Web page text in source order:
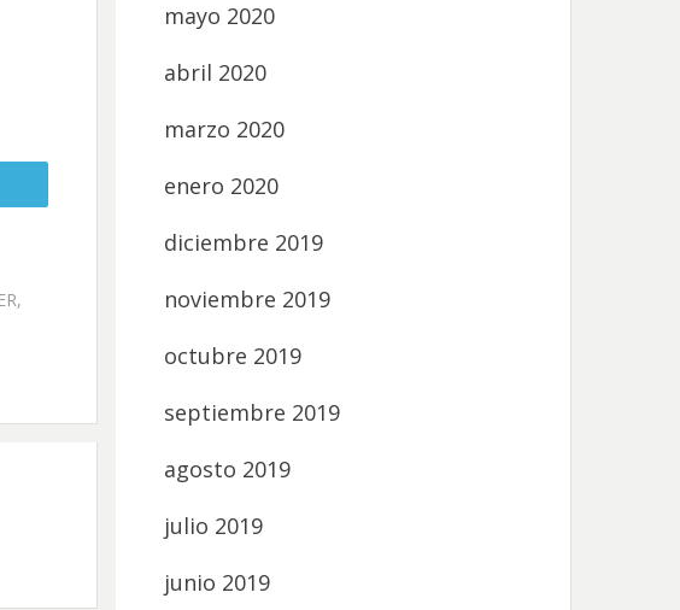
,
mayo 2020
abril 2020
marzo 2020
enero 2020
diciembre 2019
noviembre 2019
octubre 2019
septiembre 2019
agosto 2019
julio 2019
junio 2019